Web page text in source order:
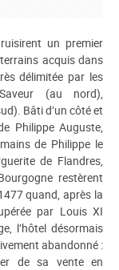
un premier
acquis dans
délimitée par les
(au nord),
Bâti d’un côté et
Philippe Auguste,
de Philippe le
de Flandres,
restèrent
quand, après la
par Louis XI
l’hôtel désormais
abandonné :
de sa vente en